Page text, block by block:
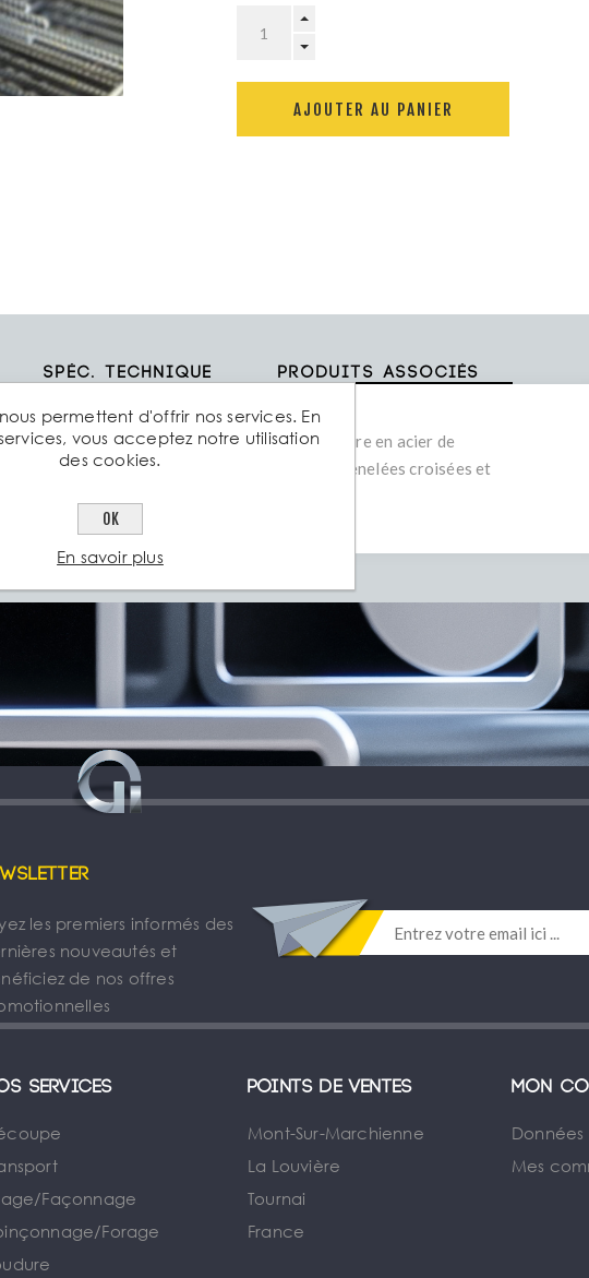
AJOUTER AU PANIER
Spéc. technique Produits associés
Grosjean (ou paillasse à béton) est une armature en acier de
armé qui se présente en plaque de barres crenelées croisées et
les premiers informés des
nouveautés et
de nos offres
services
Façonnage
Forage
Points de ventes
Mont-Sur-Marchienne
La Louvière
Tournai
France
Mon
Données
Mes
permettent d'offrir nos services. En
vous acceptez notre utilisation
des cookies.
OK
En savoir plus